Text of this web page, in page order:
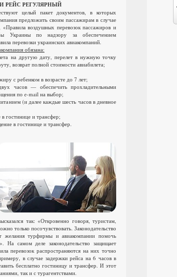
РЕЙС РЕГУЛЯРНЫЙ
целый пакет документов, в которых
предложить своим пассажирам в случае
«Правила воздушных перевозок пассажиров и
Украины по надзору за обеспечением
перевозки украинских авиакомпаний.
обязана:
на другую дату, перелет в нужную точку
возврат полной стоимости авиабилета;
с ребенком в возрасте до 7 лет;
часов — обеспечить прохладительными
по e-mail на выбор;
(и далее каждые шесть часов в дневное
гостинице и трансфер;
в гостинице и трансфер.
так: «Откровенно говоря, туристам,
только посочувствовать. Законодательство
желания турфирмы и авиакомпании помочь
На самом деле законодательство защищает
перевозок распространяются на них точно
в случае задержки рейса на 6 часов в
бесплатно гостиницу и трансфер. И этот
так и с турагентствами.